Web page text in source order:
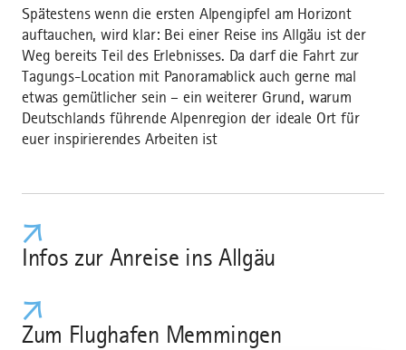
Spätestens wenn die ersten Alpengipfel am Horizont
auftauchen, wird klar: Bei einer Reise ins Allgäu ist der
Weg bereits Teil des Erlebnisses. Da darf die Fahrt zur
Tagungs-Location mit Panoramablick auch gerne mal
etwas gemütlicher sein – ein weiterer Grund, warum
Deutschlands führende Alpenregion der ideale Ort für
euer inspirierendes Arbeiten ist
Infos zur Anreise ins Allgäu
Zum Flughafen Memmingen